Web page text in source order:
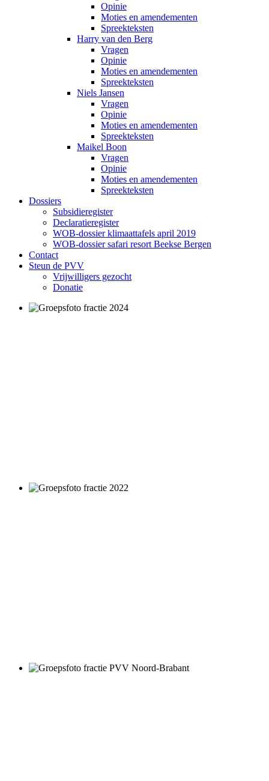
Opinie
Moties en amendementen
Spreekteksten
Harry van den Berg
Vragen
Opinie
Moties en amendementen
Spreekteksten
Niels Jansen
Vragen
Opinie
Moties en amendementen
Spreekteksten
Maikel Boon
Vragen
Opinie
Moties en amendementen
Spreekteksten
Dossiers
Subsidieregister
Declaratieregister
WOB-dossier klimaattafels april 2019
WOB-dossier safari resort Beekse Bergen
Contact
Steun de PVV
Vrijwilligers gezocht
Donatie